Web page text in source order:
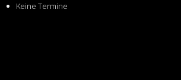
Keine Termine